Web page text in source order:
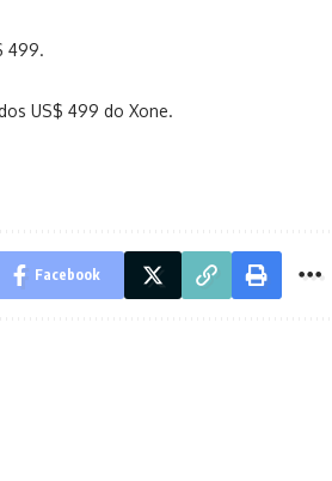
499.
US$ 499 do Xone.
Facebook